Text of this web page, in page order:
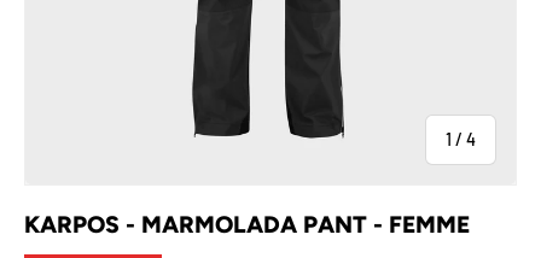
1 / de
4
KARPOS - MARMOLADA PANT - FEMME